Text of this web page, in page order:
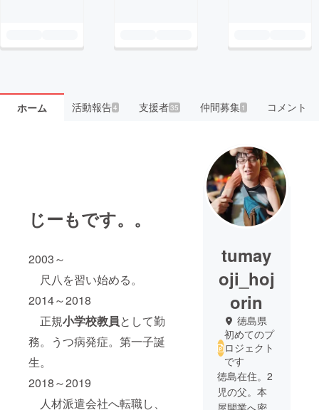
ホーム 活動報告4 支援者35 仲間募集 1 コメント
じーもです。。
2003～
尺八を習い始める。
2014～2018
正規小学校教員として勤
務。うつ病発症。第一子誕
生。
2018～2019
人材派遣会社へ転職し、
tumay
oji_hoj
orin
徳島県
初めてのプ
ロジェクト
です
徳島在住。2
児の父。本